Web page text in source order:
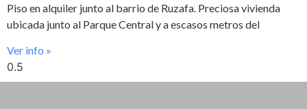
Piso en alquiler junto al barrio de Ruzafa. Preciosa vivienda
ubicada junto al Parque Central y a escasos metros del
Ver info »